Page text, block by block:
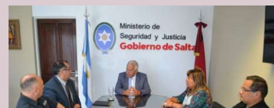
15/11/2023 Lo hizo el secretario de Estado contra el